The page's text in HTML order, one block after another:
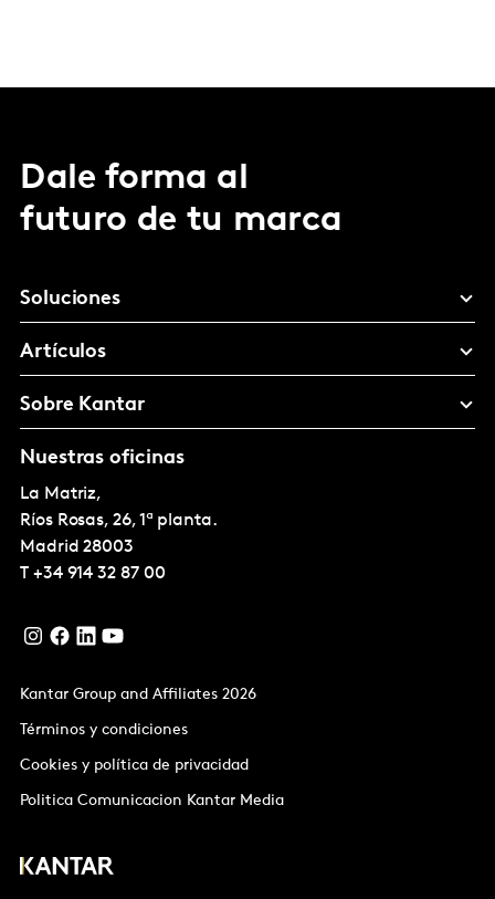
Dale forma al
futuro de tu marca
Soluciones
Artículos
Sobre Kantar
Nuestras oficinas
La Matriz,
Ríos Rosas, 26, 1ª planta.
Madrid 28003
T +34 914 32 87 00
Kantar Group and Affiliates 2026
Términos y condiciones
Cookies y política de privacidad
Politica Comunicacion Kantar Media